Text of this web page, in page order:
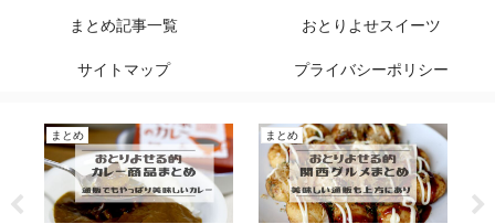
まとめ記事一覧 おとりよせスイーツ
サイトマップ プライバシーポリシー
まとめ まとめ